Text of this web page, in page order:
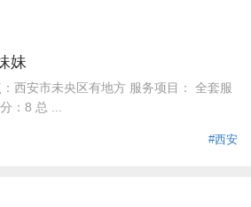
妹
西安市未央区有地方 服务项目： 全套服
：8 总 ...
#西安